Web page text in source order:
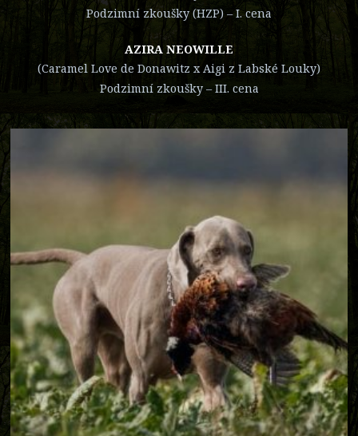
Podzimní zkoušky (HZP) – I. cena
AZIRA NEOWILLE
(Caramel Love de Donawitz x Aigi z Labské Louky)
Podzimní zkoušky – III. cena